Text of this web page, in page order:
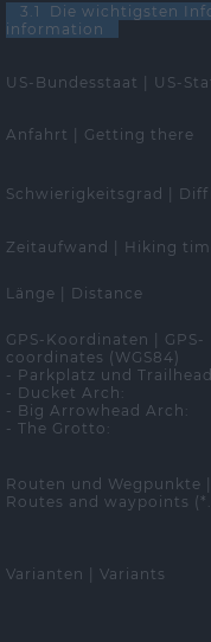
3.1 Die wichtigsten
information
US-Bundesstaat | US-
Anfahrt | Getting there
Schwierigkeitsgrad |
Zeitaufwand | Hiking
Länge | Distance
GPS-Koordinaten | GPS-
coordinates (WGS84)
- Parkplatz und
- Ducket Arch:
- Big Arrowhead Arch:
- The Grotto:
Routen und Wegpunkte |
Routes and waypoints
Varianten | Variants